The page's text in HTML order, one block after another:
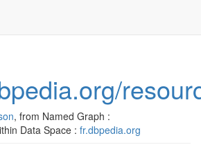
, from Named Graph :
Data Space : fr.dbpedia.org